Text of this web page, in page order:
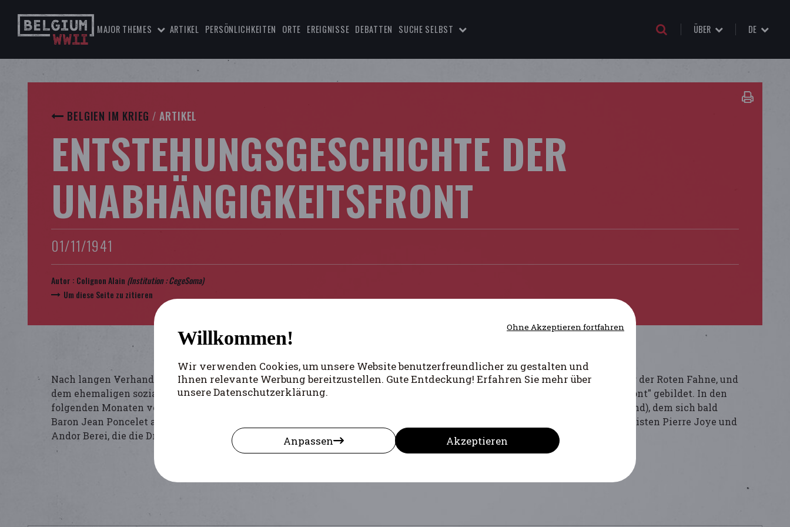
MAJOR THEMES ARTIKEL PERSÖNLICHKEITEN ORTE EREIGNISSE DEBATTEN SUCHE SELBST ÜBER DE
BELGIEN IM KRIEG /ARTIKEL
ENTSTEHUNGSGESCHICHTE DER
UNABHÄNGIGKEITSFRONT
01/11/1941
Autor : Colignon Alain (Institution :CegeSoma)
Um diese Seite zu zitieren
Nach langen Verhandlungen innerhalb der fortschrittlichen Bewegung wurde auf Initiative von Pierre Joye, Chefredakteur der Roten Fahne, und
dem ehemaligen sozialistischen Abgeordneten Albert Marteaux (der Anfang 1940 der PCB beitrat) eine "Unabhängigkeitsfront" gebildet. In den
folgenden Monaten vervielfachte das Gründertrio der "FI" (Albert Marteaux, der Liberale Fernand Demany, Pater André Boland), dem sich bald
Baron Jean Poncelet anschloss, seine Aktionen. Über dieses Trio hinaus waren die eigentlichen Förderer der FI die Kommunisten Pierre Joye und
Andor Berei, die die Dritte Internationale vertraten.
Willkommen!
Wir verwenden Cookies, um unsere Website benutzerfreundlicher zu gestalten und
Ihnen relevante Werbung bereitzustellen. Gute Entdeckung! Erfahren Sie mehr über
unsere Datenschutzerklärung.
Anpassen Akzeptieren
Ohne Akzeptieren fortfahren